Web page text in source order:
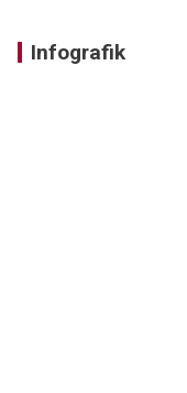
Infografik